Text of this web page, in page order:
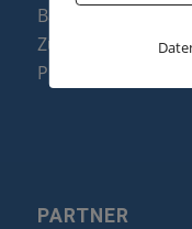
Baugruppen
Zubehör &
PARTNER